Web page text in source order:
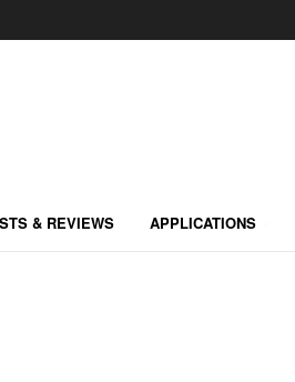
& REVIEWS APPLICATIONS